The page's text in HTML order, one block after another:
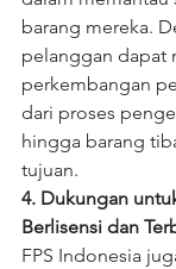
barang mereka.
pelanggan dapat
perkembangan
dari proses
hingga barang
tujuan.
4. Dukungan
Berlisensi dan
FPS Indonesia